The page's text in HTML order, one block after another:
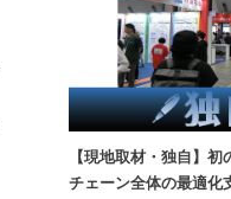
【現地取材・独自】
チェーン全体の最適化